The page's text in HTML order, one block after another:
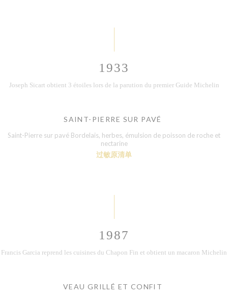
1933
Joseph Sicart obtient 3 étoiles lors de la parution du premier Guide Michelin
SAINT-PIERRE SUR PAVÉ
Saint-Pierre sur pavé Bordelais, herbes, émulsion de poisson de roche et
nectarine
过敏原清单
1987
Francis Garcia reprend les cuisines du Chapon Fin et obtient un macaron Michelin
VEAU GRILLÉ ET CONFIT